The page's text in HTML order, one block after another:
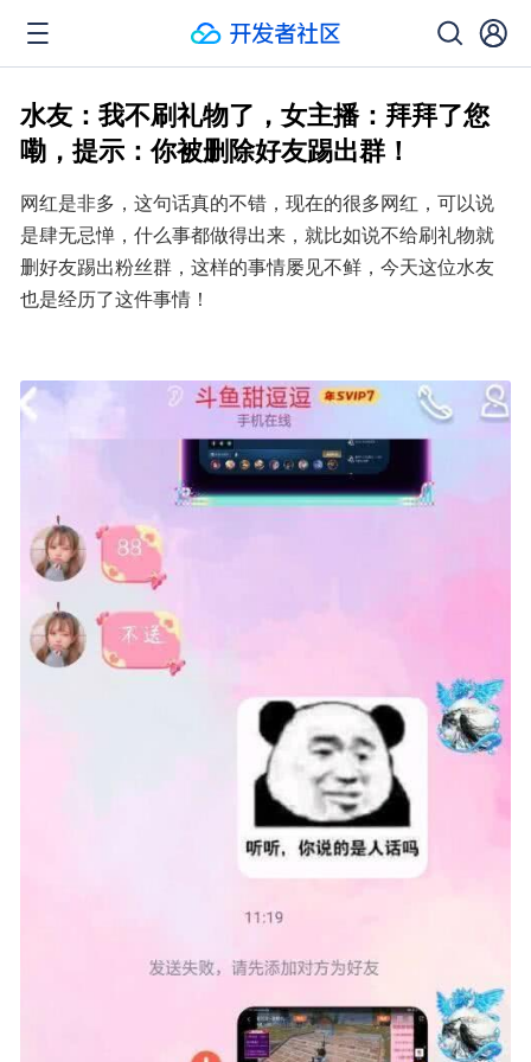
水友：我不刷礼物了，女主播：拜拜了您
嘞，提示：你被删除好友踢出群！
网红是非多，这句话真的不错，现在的很多网红，可以说
是肆无忌惮，什么事都做得出来，就比如说不给刷礼物就
删好友踢出粉丝群，这样的事情屡见不鲜，今天这位水友
也是经历了这件事情！